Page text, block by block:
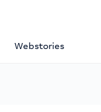
Webstories